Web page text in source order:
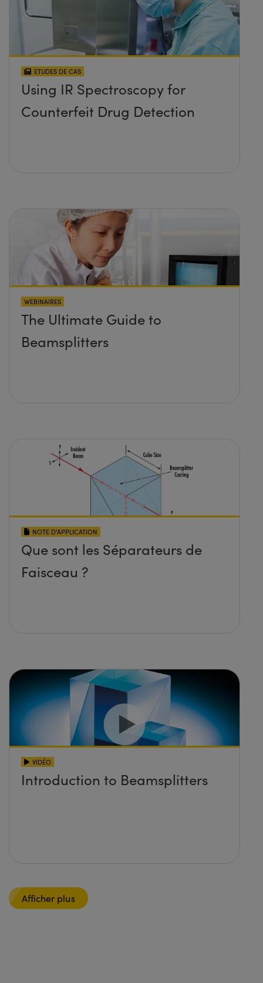
ETUDES DE CAS
Using IR Spectroscopy for
Counterfeit Drug Detection
WEBINAIRES
The Ultimate Guide to
Beamsplitters
NOTE D’APPLICATION
Que sont les Séparateurs de
Faisceau ?
VIDÉO
Introduction to Beamsplitters
Afficher plus